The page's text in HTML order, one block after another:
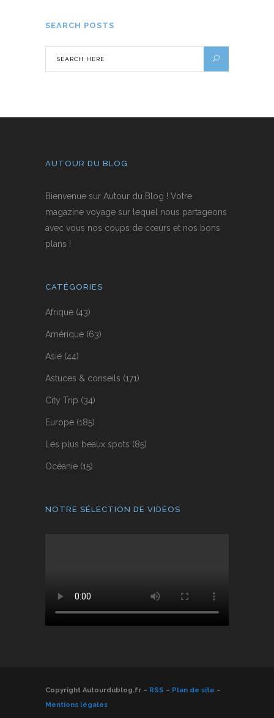
SEARCH POSTS
AUTOUR DU BLOG
Bienvenue sur Autour du Blog ! Votre
magazine voyage sur lequel nous partageons
avec vous nos coups de cœurs et nos bons
plans !
CATÉGORIES
Afrique (43)
Amérique (63)
Asie (44)
Astuces & conseils (171)
City Trip (34)
Europe (185)
Les plus beaux spots (85)
Océanie (15)
NOTRE SÉLECTION DE VIDÉOS
Copyright Autourdublog.fr – RSS – Plan de site –
Mentions légales